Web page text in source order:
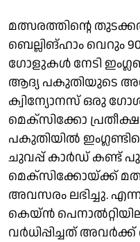
മത്സരത്തിന്റെ
ബെല്ലിങ്ഹാം വെറും
ഗോളുകൾ നേടി
ആദ്യ പകുതിയുടെ
ക്വിന്യോനസ് ഒരു ഗോൾ
മെക്സിക്കോ പ്രതീക്ഷ
പകുതിയിൽ
ചുവപ്പ് കാർഡ് കണ്ട്
മെക്സിക്കോയ്ക്ക്
അവസരം ലഭിച്ചു.
കെയ്ൻ
വർധിപ്പിച്ചത്